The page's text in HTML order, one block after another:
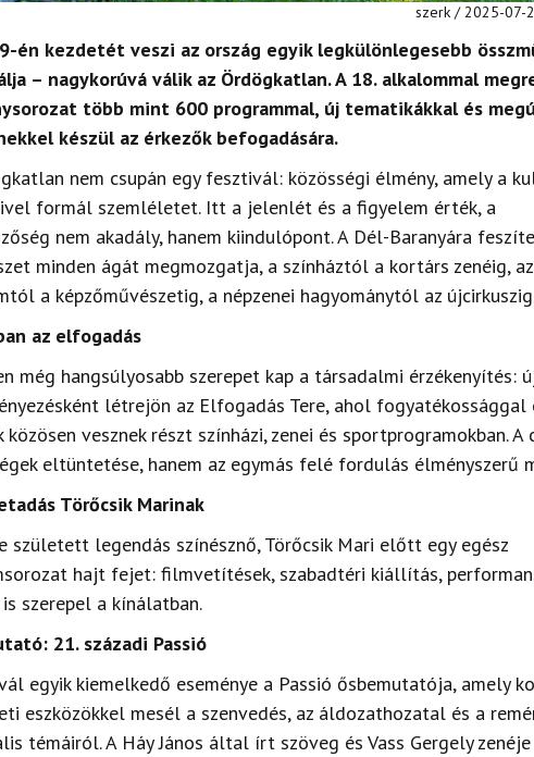
szerk / 2025-07-
én kezdetét veszi az ország egyik legkülönlegesebb
– nagykorúvá válik az Ördögkatlan. A 18. alkalommal
több mint 600 programmal, új tematikákkal és
készül az érkezők befogadására.
nem csupán egy fesztivál: közösségi élmény, amely a
formál szemléletet. Itt a jelenlét és a figyelem érték, a
nem akadály, hanem kiindulópont. A Dél-Baranyára
minden ágát megmozgatja, a színháztól a kortárs zenéig, az
a képzőművészetig, a népzenei hagyománytól az
az elfogadás
még hangsúlyosabb szerepet kap a társadalmi érzékenyítés:
létrejön az Elfogadás Tere, ahol fogyatékossággal
közösen vesznek részt színházi, zenei és sportprogramokban. A
eltüntetése, hanem az egymás felé fordulás élményszerű
Törőcsik Marinak
született legendás színésznő, Törőcsik Mari előtt egy egész
hajt fejet: filmvetítések, szabadtéri kiállítás,
szerepel a kínálatban.
21. századi Passió
egyik kiemelkedő eseménye a Passió ősbemutatója, amely
eszközökkel mesél a szenvedés, az áldozathozatal és a
témáiról. A Háy János által írt szöveg és Vass Gergely